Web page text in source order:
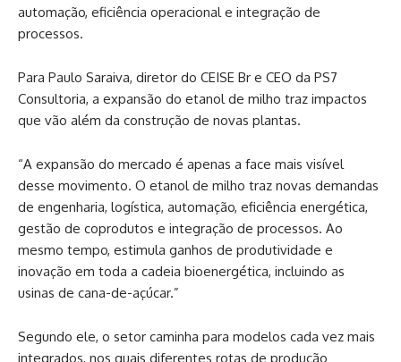
automação, eficiência operacional e integração de
processos.
Para Paulo Saraiva, diretor do CEISE Br e CEO da PS7
Consultoria, a expansão do etanol de milho traz impactos
que vão além da construção de novas plantas.
“A expansão do mercado é apenas a face mais visível
desse movimento. O etanol de milho traz novas demandas
de engenharia, logística, automação, eficiência energética,
gestão de coprodutos e integração de processos. Ao
mesmo tempo, estimula ganhos de produtividade e
inovação em toda a cadeia bioenergética, incluindo as
usinas de cana-de-açúcar.”
Segundo ele, o setor caminha para modelos cada vez mais
integrados, nos quais diferentes rotas de produção